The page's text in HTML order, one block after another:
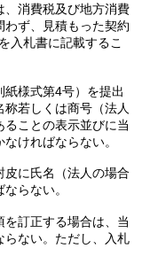
、消費税及び地方消費
ず、見積もった契約
入札書に記載するこ
様式第4号）を提出
若しくは商号（法人
ことの表示並びに当
ければならない。
に氏名（法人の場合
らない。
訂正する場合は、当
らない。ただし、入札